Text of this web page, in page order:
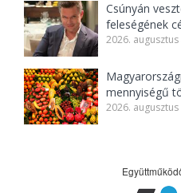
Csúnyán
feleségének
2026. augusztus
mennyiségű
2026. augusztus